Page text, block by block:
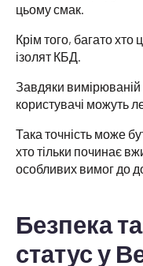
цьому смак.
Крім того, багато хто
ізолят КБД.
Завдяки вимірюваній
користувачі можуть
Така точність може
хто тільки починає
особливих вимог до
Безпека
статус у